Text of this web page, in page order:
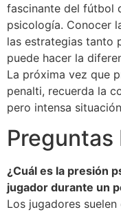
fascinante del fútbol
psicología. Conocer
las estrategias tanto
puede hacer la
La próxima vez que
penalti, recuerda la
pero intensa
¿Cuál es la presión
jugador durante un
Los jugadores